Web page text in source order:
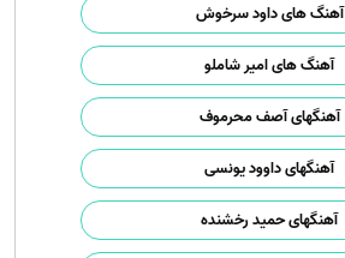
آهنگ های داود سرخوش
آهنگ های امیر شاملو
آهنگهای آصف محرموف
آهنگهای داوود یونسی
آهنگهای حمید رخشنده